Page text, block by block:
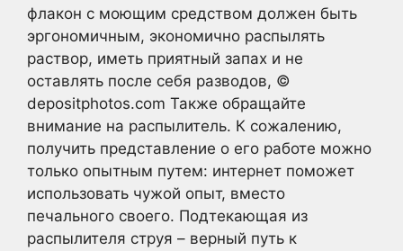
флакон с моющим средством должен быть
эргономичным, экономично распылять
раствор, иметь приятный запах и не
оставлять после себя разводов, ©
depositphotos.com Также обращайте
внимание на распылитель. К сожалению,
получить представление о его работе можно
только опытным путем: интернет поможет
использовать чужой опыт, вместо
печального своего. Подтекающая из
распылителя струя – верный путь к